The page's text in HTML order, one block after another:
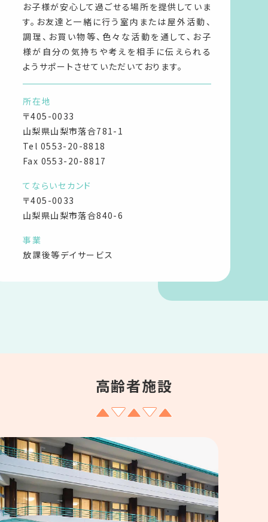
お子様が安心して過ごせる場所を提供していま
す。お友達と一緒に行う室内または屋外活動、
調理、お買い物等、色々な活動を通して、お子
様が自分の気持ちや考えを相手に伝えられる
ようサポートさせていただいております。
所在地
〒405-0033
山梨県山梨市落合781-1
Tel 0553-20-8818
Fax 0553-20-8817
てならいセカンド
〒405-0033
山梨県山梨市落合840-6
事業
放課後等デイサービス
高齢者施設